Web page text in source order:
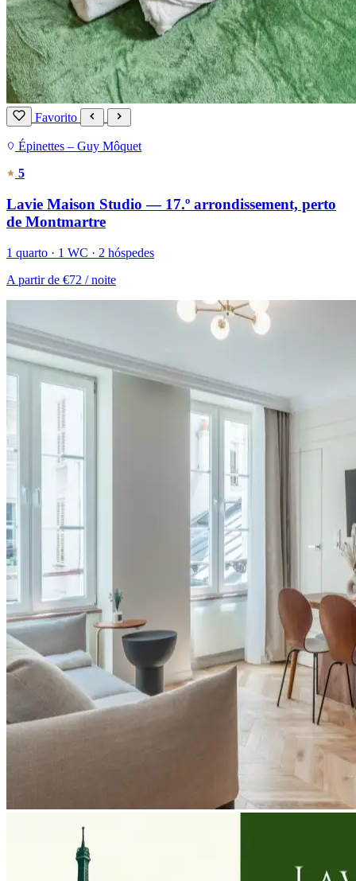
Favorito
Épinettes – Guy Môquet
5
Lavie Maison Studio — 17.º arrondissement, perto
de Montmartre
1 quarto · 1 WC · 2 hóspedes
A partir de €72 / noite